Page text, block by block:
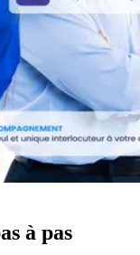
à pas